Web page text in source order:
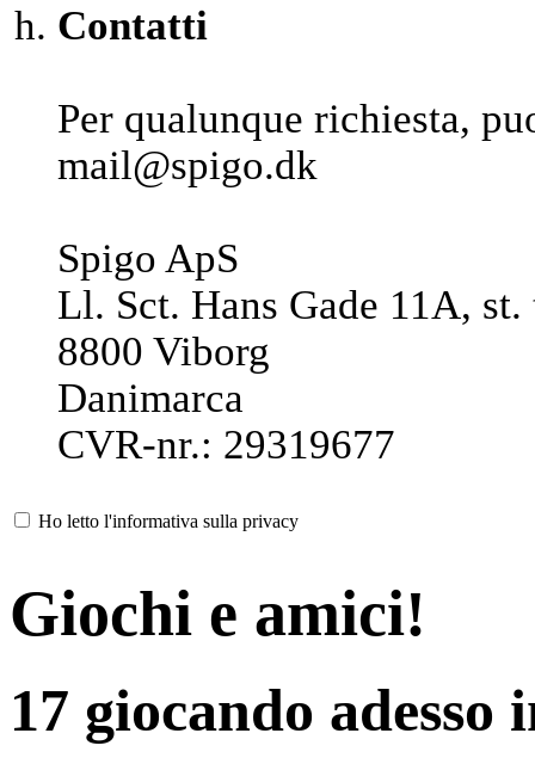
Contatti
Per qualunque richiesta,
mail@spigo.dk
Spigo ApS
Ll. Sct. Hans Gade 11A, st.
8800 Viborg
Danimarca
CVR-nr.: 29319677
Ho letto l'informativa sulla privacy
Giochi e amici!
17 giocando adesso